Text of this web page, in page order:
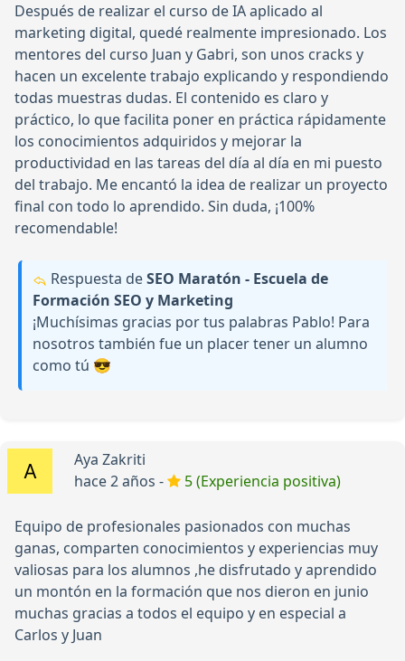
Después de realizar el curso de IA aplicado al
marketing digital, quedé realmente impresionado. Los
mentores del curso Juan y Gabri, son unos cracks y
hacen un excelente trabajo explicando y respondiendo
todas muestras dudas. El contenido es claro y
práctico, lo que facilita poner en práctica rápidamente
los conocimientos adquiridos y mejorar la
productividad en las tareas del día al día en mi puesto
del trabajo. Me encantó la idea de realizar un proyecto
final con todo lo aprendido. Sin duda, ¡100%
recomendable!
Respuesta deSEO Maratón - Escuela de
Formación SEO y Marketing
¡Muchísimas gracias por tus palabras Pablo! Para
nosotros también fue un placer tener un alumno
como tú 😎
Aya Zakriti
hace 2 años -
5 (Experiencia positiva)
Equipo de profesionales pasionados con muchas
ganas, comparten conocimientos y experiencias muy
valiosas para los alumnos ,he disfrutado y aprendido
un montón en la formación que nos dieron en junio
muchas gracias a todos el equipo y en especial a
Carlos y Juan